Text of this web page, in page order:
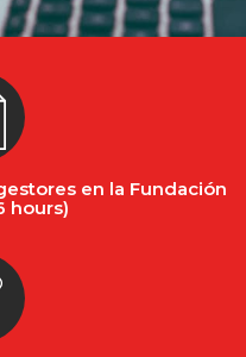
en la Fundación
hours)